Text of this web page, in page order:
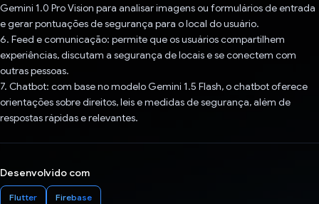
Gemini 1.0 Pro Vision para analisar imagens ou formulários de entrada
e gerar pontuações de segurança para o local do usuário.
6. Feed e comunicação: permite que os usuários compartilhem
experiências, discutam a segurança de locais e se conectem com
outras pessoas.
7. Chatbot: com base no modelo Gemini 1.5 Flash, o chatbot oferece
orientações sobre direitos, leis e medidas de segurança, além de
respostas rápidas e relevantes.
Desenvolvido com
Flutter Firebase